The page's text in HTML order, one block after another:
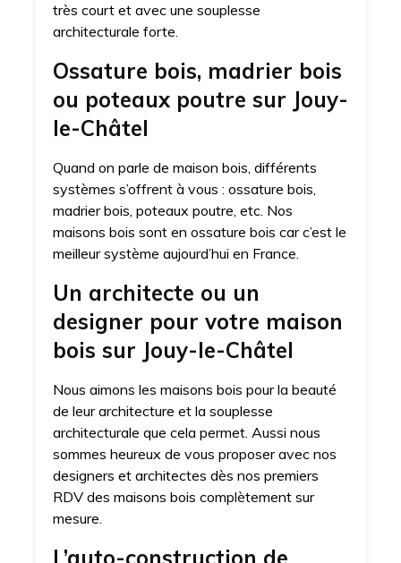
très court et avec une souplesse
architecturale forte.
Ossature bois, madrier bois
ou poteaux poutre sur Jouy-
le-Châtel
Quand on parle de maison bois, différents
systèmes s’offrent à vous : ossature bois,
madrier bois, poteaux poutre, etc. Nos
maisons bois sont en ossature bois car c’est le
meilleur système aujourd’hui en France.
Un architecte ou un
designer pour votre maison
bois sur Jouy-le-Châtel
Nous aimons les maisons bois pour la beauté
de leur architecture et la souplesse
architecturale que cela permet. Aussi nous
sommes heureux de vous proposer avec nos
designers et architectes dès nos premiers
RDV des maisons bois complètement sur
mesure.
L’auto-construction de